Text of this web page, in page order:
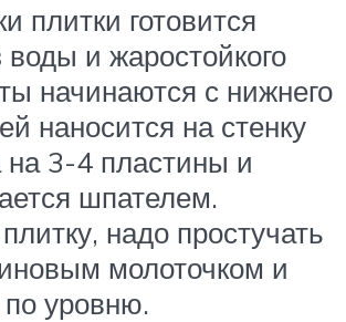
плитки готовится
воды и жаростойкого
начинаются с нижнего
наносится на стенку
на 3-4 пластины и
шпателем.
надо простучать
молоточком и
уровню.